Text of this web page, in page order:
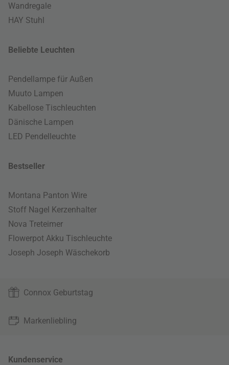
Wandregale
HAY Stuhl
Beliebte Leuchten
Pendellampe für Außen
Muuto Lampen
Kabellose Tischleuchten
Dänische Lampen
LED Pendelleuchte
Bestseller
Montana Panton Wire
Stoff Nagel Kerzenhalter
Nova Treteimer
Flowerpot Akku Tischleuchte
Joseph Joseph Wäschekorb
Connox Geburtstag
Markenliebling
Kundenservice